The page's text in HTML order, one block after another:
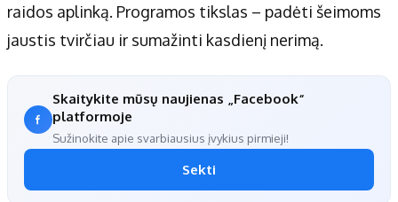
raidos aplinką. Programos tikslas – padėti šeimoms
jaustis tvirčiau ir sumažinti kasdienį nerimą.
Skaitykite mūsų naujienas „Facebook“
platformoje
Sužinokite apie svarbiausius įvykius pirmieji!
Sekti